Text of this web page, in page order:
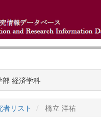
部 経済学科
者リスト 橋立 洋祐